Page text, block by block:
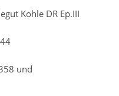
Kohle DR Ep.III
und